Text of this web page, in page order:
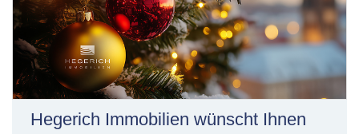
Hegerich Immobilien wünscht Ihnen